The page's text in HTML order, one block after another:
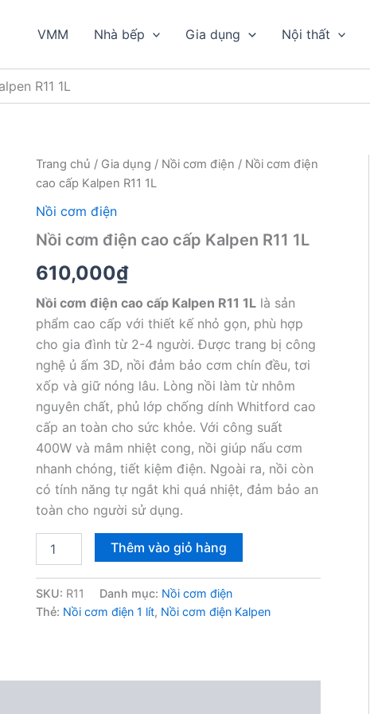
VMM Nhà bếp Gia dụng Nội thất
R11 1L
Trang chủ / Gia dụng / Nồi cơm điện / Nồi cơm điện
cao cấp Kalpen R11 1L
Nồi cơm điện
Nồi cơm điện cao cấp Kalpen R11 1L
610,000₫
Nồi cơm điện cao cấp Kalpen R11 1Llà sản
phẩm cao cấp với thiết kế nhỏ gọn, phù hợp
cho gia đình từ 2-4 người. Được trang bị công
nghệ ủ ấm 3D, nồi đảm bảo cơm chín đều, tơi
xốp và giữ nóng lâu. Lòng nồi làm từ nhôm
nguyên chất, phủ lớp chống dính Whitford cao
cấp an toàn cho sức khỏe. Với công suất
400W và mâm nhiệt cong, nồi giúp nấu cơm
nhanh chóng, tiết kiệm điện. Ngoài ra, nồi còn
có tính năng tự ngắt khi quá nhiệt, đảm bảo an
toàn cho người sử dụng.
cơm
cao
cấp
Kalpen
lượng
Thêm vào giỏ hàng
SKU: R11 Danh mục: Nồi cơm điện
Thẻ: Nồi cơm điện 1 lít, Nồi cơm điện Kalpen